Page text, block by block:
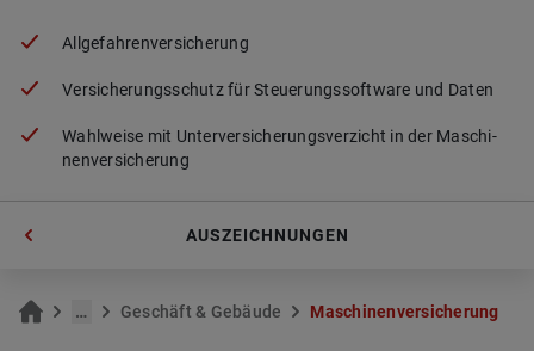
All­ge­fah­ren­ver­si­che­rung
Ver­si­che­rungs­schutz für Steue­rungs­soft­ware und Daten
Wahl­wei­se mit Un­ter­ver­si­che­rungs­ver­zicht in der Ma­schi­
nen­ver­si­che­rung
AUSZEICHNUNGEN
… Ge­schäft & Ge­bäu­de Ma­schi­nen­ver­si­che­rung